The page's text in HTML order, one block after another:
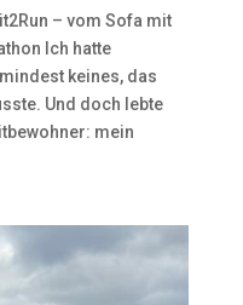
– vom Sofa mit
Ich hatte
keines, das
Und doch lebte
mein